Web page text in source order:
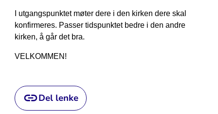
I utgangspunktet møter dere i den kirken dere skal
konfirmeres. Passer tidspunktet bedre i den andre
kirken, å går det bra.
VELKOMMEN!
Del lenke